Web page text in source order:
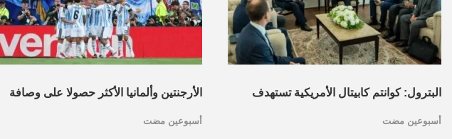
البترول: كوانتم كابيتال الأمريكية تستهدف
أسبوعين مضت
الأرجنتين وألمانيا الأكثر حصولا على وصافة
أسبوعين مضت